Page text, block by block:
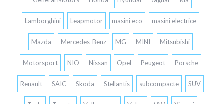
Lamborghini Leapmotor masini eco masini electrice
Mazda Mercedes-Benz MG MINI Mitsubishi
Motorsport NIO Nissan Opel Peugeot Porsche
Renault SAIC Skoda Stellantis subcompacte SUV